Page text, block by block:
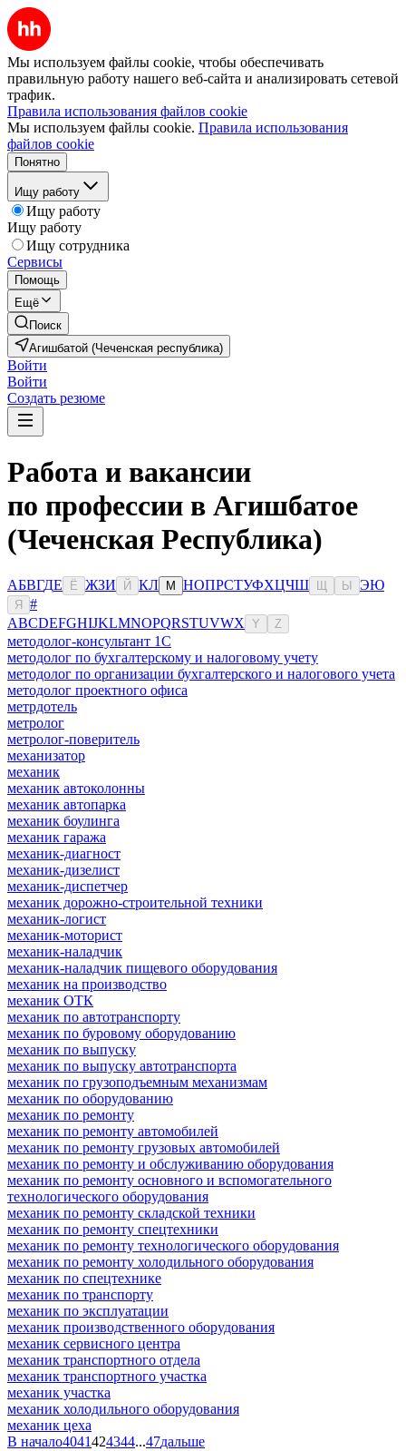
Мы используем файлы cookie, чтобы обеспечивать
правильную работу нашего веб-сайта и анализировать сетевой
трафик.
Правила использования файлов cookie
Мы используем файлы cookie. Правила использования
файлов cookie
Понятно
Ищу работу
Ищу работу
Ищу работу
Ищу сотрудника
Сервисы
Помощь
Ещё
Поиск
Агишбатой (Чеченская республика)
Войти
Войти
Создать резюме
Работа и вакансии
по профессии в Агишбатое
(Чеченская Республика)
АБВГДЕ Ё ЖЗИ Й КЛ М НОПРСТУФХЦЧШ Ы ЭЮ
Я
#
ABCDEFGHIJKLMNOPQRSTUVWX Y Z
методолог-консультант 1С
методолог по бухгалтерскому и налоговому учету
методолог по организации бухгалтерского и налогового учета
методолог проектного офиса
метрдотель
метролог
метролог-поверитель
механизатор
механик
механик автоколонны
механик автопарка
механик боулинга
механик гаража
механик-диагност
механик-дизелист
механик-диспетчер
механик дорожно-строительной техники
механик-логист
механик-моторист
механик-наладчик
механик-наладчик пищевого оборудования
механик на производство
механик ОТК
механик по автотранспорту
механик по буровому оборудованию
механик по выпуску
механик по выпуску автотранспорта
механик по грузоподъемным механизмам
механик по оборудованию
механик по ремонту
механик по ремонту автомобилей
механик по ремонту грузовых автомобилей
механик по ремонту и обслуживанию оборудования
механик по ремонту основного и вспомогательного
технологического оборудования
механик по ремонту складской техники
механик по ремонту спецтехники
механик по ремонту технологического оборудования
механик по ремонту холодильного оборудования
механик по спецтехнике
механик по транспорту
механик по эксплуатации
механик производственного оборудования
механик сервисного центра
механик транспортного отдела
механик транспортного участка
механик участка
механик холодильного оборудования
механик цеха
В начало4041424344...47дальше